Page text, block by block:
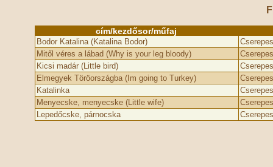
cím/kezdősor/műfaj
Bodor Katalina (Katalina Bodor)
Mitől véres a lábad (Why is your leg bloody)
Kicsi madár (Little bird)
Elmegyek Töröországba (I­m going to Turkey)
Katalinka
Menyecske, menyecske (Little wife)
Lepedőcske, párnocska